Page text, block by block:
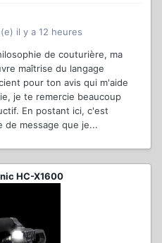
il y a 12 heures
de couturière, ma
maîtrise du langage
pour ton avis qui m'aide
je te remercie beaucoup
En postant ici, c'est
de message que je...
HC-X1600